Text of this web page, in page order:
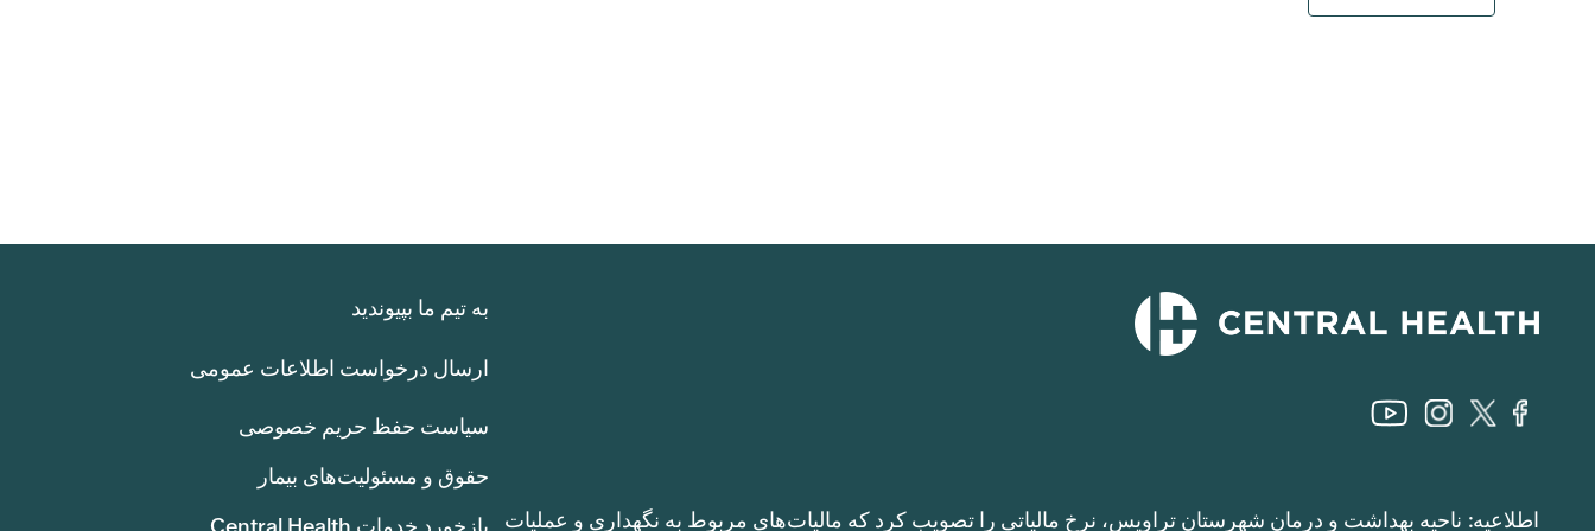
اطلاعیه: ناحیه بهداشت و درمان شهرستان تراویس، نرخ مالیاتی را تصویب کرد که مالیات‌های مربوط به نگهداری و عملیات
به تیم ما بپیوندید
ارسال درخواست اطلاعات عمومی
سیاست حفظ حریم خصوصی
حقوق و مسئولیت‌های بیمار